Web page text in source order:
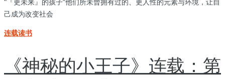
“『更未来』的孩子”他们所未曾拥有过的、更人性的元素与环境，让自
己成为改变社会
连载读书
《神秘的小王子》连载：第